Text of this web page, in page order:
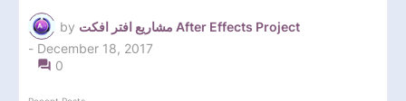
by
مشاريع افتر افكت After Effects Project
- December 18, 2017
0